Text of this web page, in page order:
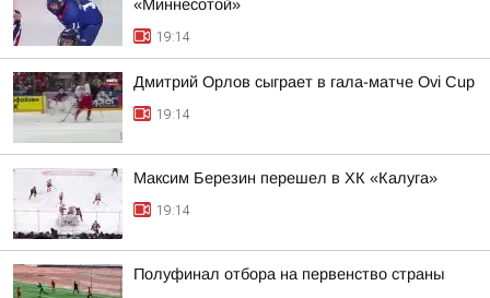
«Миннесотой»
19:14
Дмитрий Орлов сыграет в гала-матче Ovi Cup
19:14
Максим Березин перешел в ХК «Калуга»
19:14
Полуфинал отбора на первенство страны